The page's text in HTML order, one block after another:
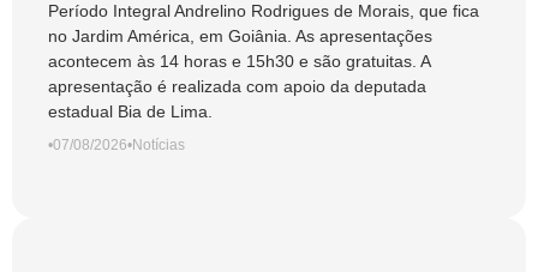
Período Integral Andrelino Rodrigues de Morais, que fica
no Jardim América, em Goiânia. As apresentações
acontecem às 14 horas e 15h30 e são gratuitas. A
apresentação é realizada com apoio da deputada
estadual Bia de Lima.
•07/08/2026•Notícias